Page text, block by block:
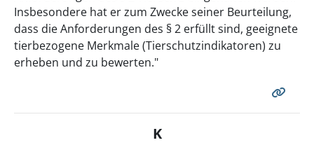
Insbesondere hat er zum Zwecke seiner Beurteilung,
dass die Anforderungen des § 2 erfüllt sind, geeignete
tierbezogene Merkmale (Tierschutzindikatoren) zu
erheben und zu bewerten."
K